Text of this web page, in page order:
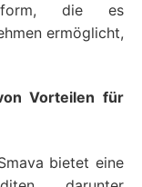
die es
ermöglicht,
Vorteilen für
bietet eine